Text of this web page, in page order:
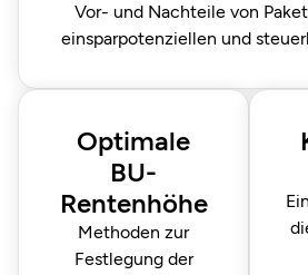
Vor- und Nachteile von
einsparpotenziellen und
Optimale
BU-
Rentenhöhe
Methoden zur
Festlegung der